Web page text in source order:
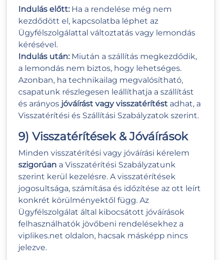
Indulás előtt: Ha a rendelése még nem
kezdődött el, kapcsolatba léphet az
Ügyfélszolgálattal változtatás vagy lemondás
kérésével.
Indulás után: Miután a szállítás megkezdődik,
a lemondás nem biztos, hogy lehetséges.
Azonban, ha technikailag megvalósítható,
csapatunk részlegesen leállíthatja a szállítást
és arányos jóváírást vagy visszatérítést adhat, a
Visszatérítési és Szállítási Szabályzatok szerint.
9) Visszatérítések & Jóváírások
Minden visszatérítési vagy jóváírási kérelem
szigorúan a Visszatérítési Szabályzatunk
szerint kerül kezelésre. A visszatérítések
jogosultsága, számítása és időzítése az ott leírt
konkrét körülményektől függ. Az
Ügyfélszolgálat által kibocsátott jóváírások
felhasználhatók jövőbeni rendelésekhez a
viplikes.net oldalon, hacsak másképp nincs
jelezve.